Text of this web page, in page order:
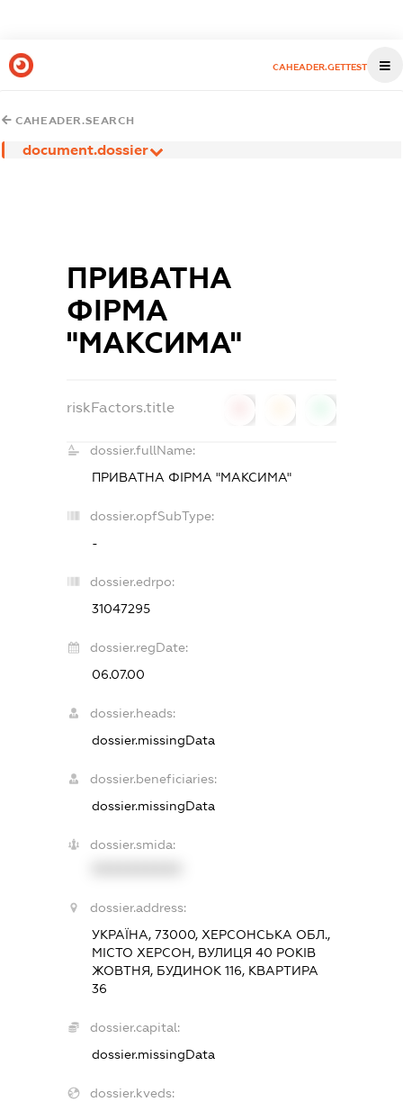
CAHEADER.GETTEST
CAHEADER.SEARCH
document.dossier
ПРИВАТНА
ФІРМА
"МАКСИМА"
riskFactors.title
dossier.fullName:
ПРИВАТНА ФІРМА "МАКСИМА"
dossier.opfSubType:
-
dossier.edrpo:
31047295
dossier.regDate:
06.07.00
dossier.heads:
dossier.missingData
dossier.beneficiaries:
dossier.missingData
dossier.smida:
dossier.address:
УКРАЇНА, 73000, ХЕРСОНСЬКА ОБЛ.,
МІСТО ХЕРСОН, ВУЛИЦЯ 40 РОКІВ
ЖОВТНЯ, БУДИНОК 116, КВАРТИРА
36
dossier.capital:
dossier.missingData
dossier.kveds: